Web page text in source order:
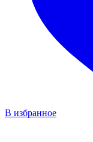
В избранное